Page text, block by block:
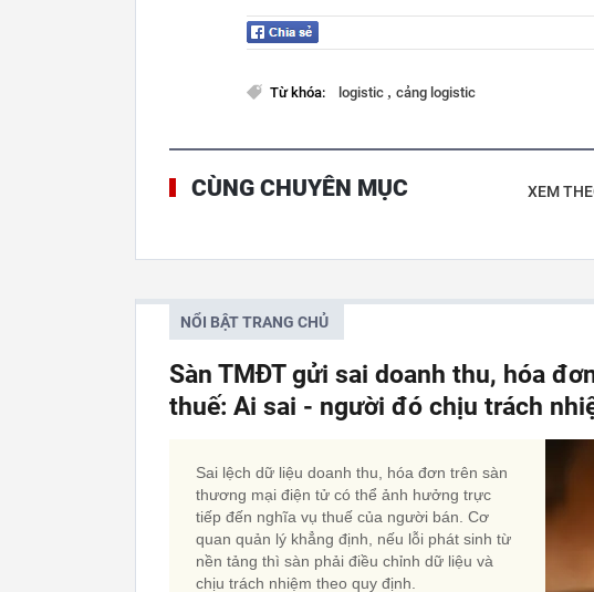
Từ khóa: logistic , cảng logistic
CÙNG CHUYÊN MỤC XEM
NỔI BẬT TRANG CHỦ
Sàn TMĐT gửi sai doanh thu, hóa
thuế: Ai sai - người đó chịu trách
Sai lệch dữ liệu doanh thu, hóa đơn trên sàn
thương mại điện tử có thể ảnh hưởng trực
tiếp đến nghĩa vụ thuế của người bán. Cơ
quan quản lý khẳng định, nếu lỗi phát sinh từ
nền tảng thì sàn phải điều chỉnh dữ liệu và
chịu trách nhiệm theo quy định.